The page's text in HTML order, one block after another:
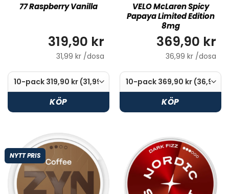
77 Raspberry Vanilla
319,90 kr
31,99 kr /dosa
KÖP
VELO McLaren Spicy
Papaya Limited Edition
8mg
369,90 kr
36,99 kr /dosa
KÖP
NYTT PRIS